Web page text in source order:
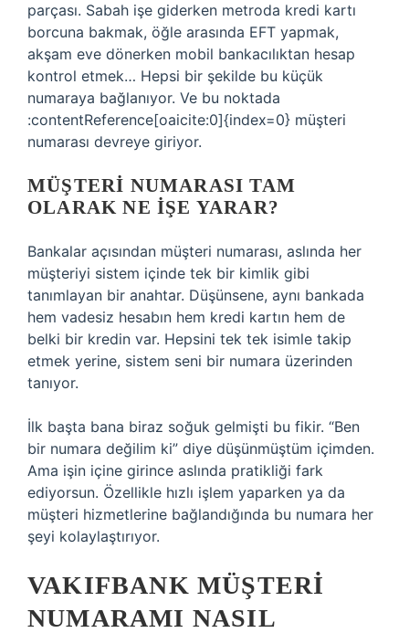
parçası. Sabah işe giderken metroda kredi kartı
borcuna bakmak, öğle arasında EFT yapmak,
akşam eve dönerken mobil bankacılıktan hesap
kontrol etmek… Hepsi bir şekilde bu küçük
numaraya bağlanıyor. Ve bu noktada
:contentReference[oaicite:0]{index=0} müşteri
numarası devreye giriyor.
MÜŞTERI NUMARASI TAM
OLARAK NE IŞE YARAR?
Bankalar açısından müşteri numarası, aslında her
müşteriyi sistem içinde tek bir kimlik gibi
tanımlayan bir anahtar. Düşünsene, aynı bankada
hem vadesiz hesabın hem kredi kartın hem de
belki bir kredin var. Hepsini tek tek isimle takip
etmek yerine, sistem seni bir numara üzerinden
tanıyor.
İlk başta bana biraz soğuk gelmişti bu fikir. “Ben
bir numara değilim ki” diye düşünmüştüm içimden.
Ama işin içine girince aslında pratikliği fark
ediyorsun. Özellikle hızlı işlem yaparken ya da
müşteri hizmetlerine bağlandığında bu numara her
şeyi kolaylaştırıyor.
VAKIFBANK MÜŞTERI
NUMARAMI NASIL